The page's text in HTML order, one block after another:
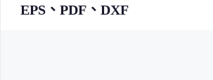
EPS、PDF、DXF